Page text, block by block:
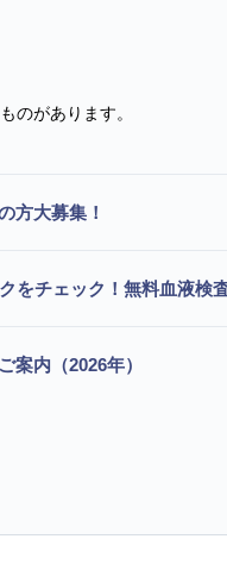
のがあります。
方大募集！
をチェック！無料血液検
内（2026年）